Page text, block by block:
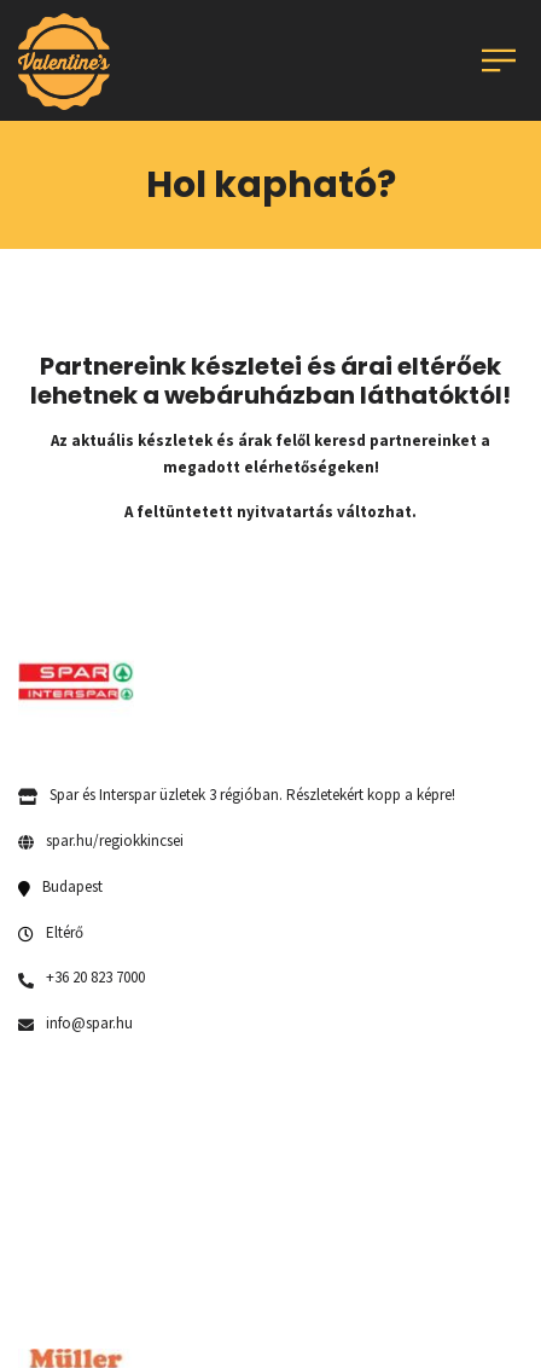
Hol kapható?
Partnereink készletei és árai eltérőek
lehetnek a webáruházban láthatóktól!
Az aktuális készletek és árak felől keresd partnereinket a
megadott elérhetőségeken!
A feltüntetett nyitvatartás változhat.
Spar és Interspar üzletek 3 régióban. Részletekért kopp a képre!
spar.hu/regiokkincsei
Budapest
Eltérő
+36 20 823 7000
info@spar.hu